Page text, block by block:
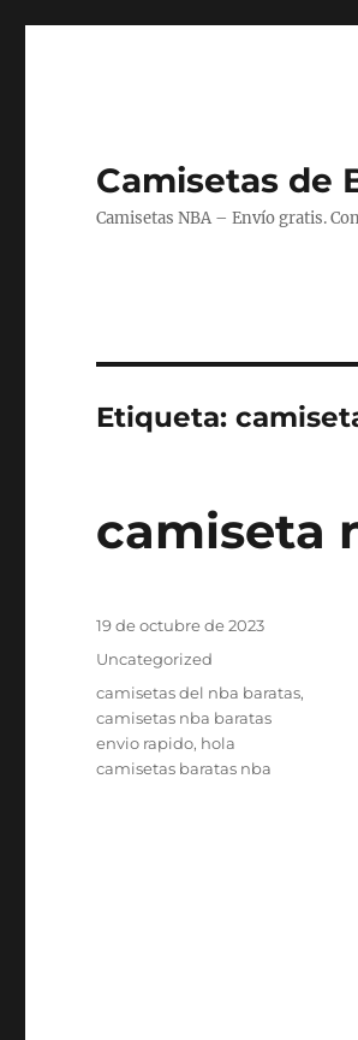
Camisetas de
Camisetas NBA – Envío gratis.
Etiqueta:
camiseta
Publicado
19 de octubre de 2023
Categorías
Uncategorized
Etiquetas
camisetas del nba baratas,
camisetas nba baratas
envio rapido, hola
camisetas baratas nba